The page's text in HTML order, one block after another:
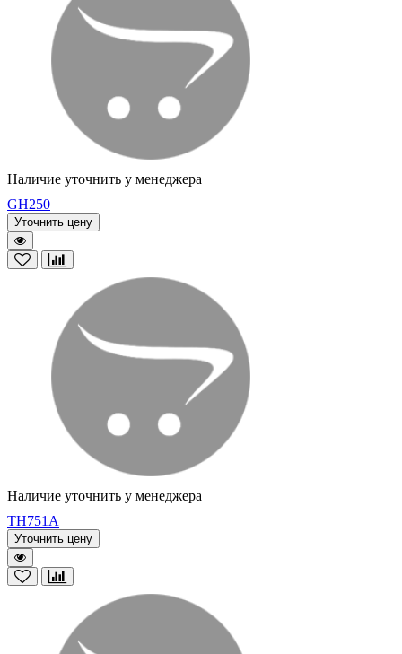
Наличие уточнить у менеджера
GH250
Уточнить цену
Наличие уточнить у менеджера
TH751A
Уточнить цену